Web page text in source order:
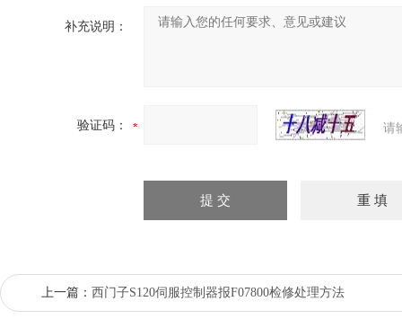
补充说明：
验证码： 请
上一篇： 西门子S120伺服控制器报F07800检修处理方法